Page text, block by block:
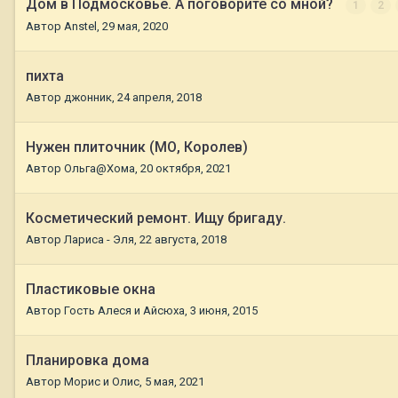
Дом в Подмосковье. А поговорите со мной? 1 2
Автор Anstel 29 мая, 2020
пихта
Автор джонник 24 апреля, 2018
Нужен плиточник (МО, Королев)
Автор Ольга@Хома 20 октября, 2021
Косметический ремонт. Ищу бригаду.
Автор Лариса - Эля 22 августа, 2018
Пластиковые окна
Автор Гость Алеся и Айсюха, 3 июня, 2015
Планировка дома
Автор Морис и Олис 5 мая, 2021